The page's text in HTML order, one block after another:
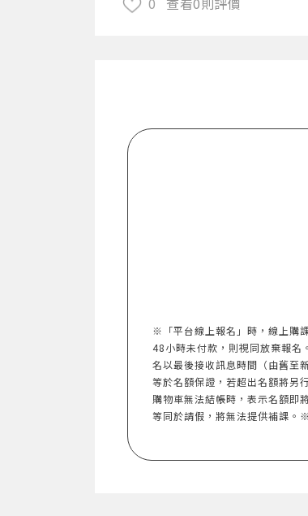
※「平台線上報名」時，線上購
48小時未付款，則視同放棄報
名以最後接收訊息時間（由舊至
等於名額保證，若超出名額將另
購物車無法結帳時，表示名額即
等同於請假，將無法提供補課。